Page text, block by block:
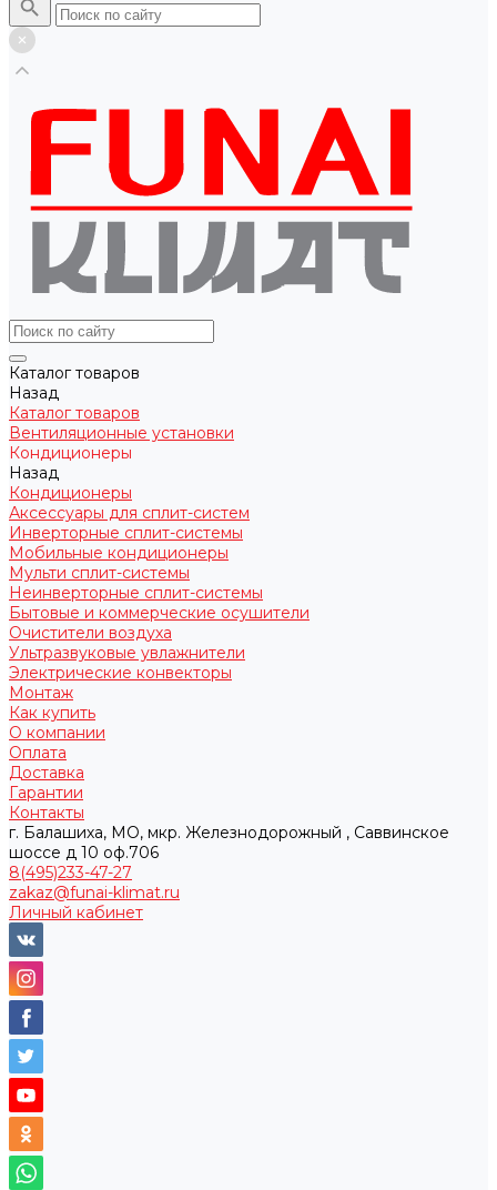
Каталог товаров
Назад
Каталог товаров
Вентиляционные установки
Кондиционеры
Назад
Кондиционеры
Аксессуары для сплит-систем
Инверторные сплит-системы
Мобильные кондиционеры
Мульти сплит-системы
Неинверторные сплит-системы
Бытовые и коммерческие осушители
Очистители воздуха
Ультразвуковые увлажнители
Электрические конвекторы
Монтаж
Как купить
О компании
Оплата
Доставка
Гарантии
Контакты
г. Балашиха, МО, мкр. Железнодорожный , Саввинское
шоссе д 10 оф.706
8(495)233-47-27
zakaz@funai-klimat.ru
Личный кабинет